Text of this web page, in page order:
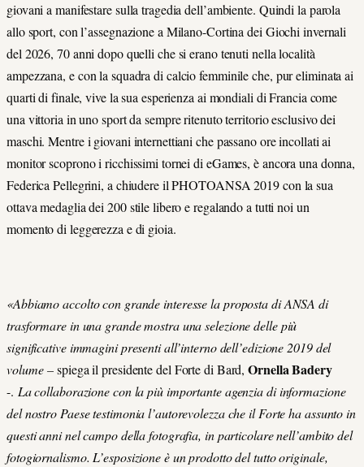
giovani a manifestare sulla tragedia dell’ambiente. Quindi la parola
allo sport, con l’assegnazione a Milano-Cortina dei Giochi invernali
del 2026, 70 anni dopo quelli che si erano tenuti nella località
ampezzana, e con la squadra di calcio femminile che, pur eliminata ai
quarti di finale, vive la sua esperienza ai mondiali di Francia come
una vittoria in uno sport da sempre ritenuto territorio esclusivo dei
maschi. Mentre i giovani internettiani che passano ore incollati ai
monitor scoprono i ricchissimi tornei di eGames, è ancora una donna,
Federica Pellegrini, a chiudere il PHOTOANSA 2019 con la sua
ottava medaglia dei 200 stile libero e regalando a tutti noi un
momento di leggerezza e di gioia.
«Abbiamo accolto con grande interesse la proposta di ANSA di
trasformare in una grande mostra una selezione delle più
significative immagini presenti all’interno dell’edizione 2019 del
volume–spiega il presidente del Forte di Bard,Ornella Badery
-. La collaborazione con la più importante agenzia di informazione
del nostro Paese testimonia l’autorevolezza che il Forte ha assunto in
questi anni nel campo della fotografia, in particolare nell’ambito del
fotogiornalismo. L’esposizione è un prodotto del tutto originale,